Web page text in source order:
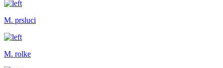
M. prsluci
M. rolke